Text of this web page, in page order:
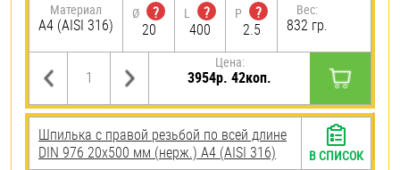
Материал
A4 (AISI 316)
Ø
?
20
L
?
400
P
?
2.5
Вес:
832 гр.
Цена:
3954р. 42коп.
Шпилька с правой резьбой по всей длине
DIN 976 20х500 мм (нерж.) A4 (AISI 316)
В СПИСОК